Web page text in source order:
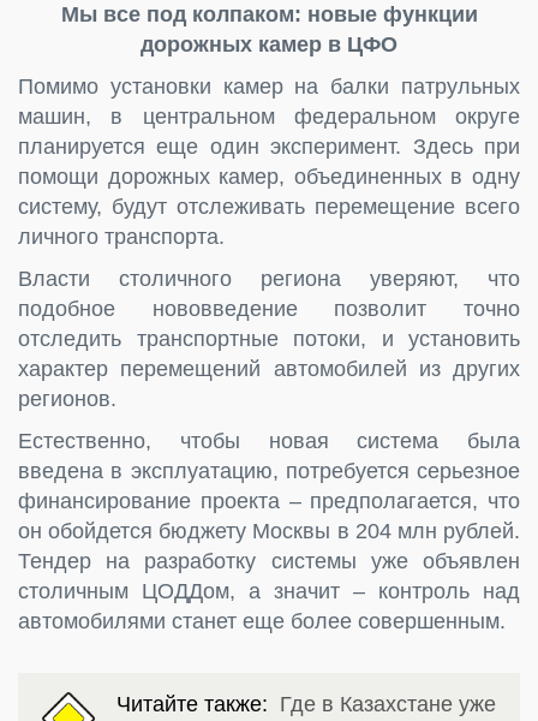
Мы все под колпаком: новые функции
дорожных камер в ЦФО
Помимо установки камер на балки патрульных
машин, в центральном федеральном округе
планируется еще один эксперимент. Здесь при
помощи дорожных камер, объединенных в одну
систему, будут отслеживать перемещение всего
личного транспорта.
Власти столичного региона уверяют, что
подобное нововведение позволит точно
отследить транспортные потоки, и установить
характер перемещений автомобилей из других
регионов.
Естественно, чтобы новая система была
введена в эксплуатацию, потребуется серьезное
финансирование проекта – предполагается, что
он обойдется бюджету Москвы в 204 млн рублей.
Тендер на разработку системы уже объявлен
столичным ЦОДДом, а значит – контроль над
автомобилями станет еще более совершенным.
Читайте также: Где в Казахстане уже